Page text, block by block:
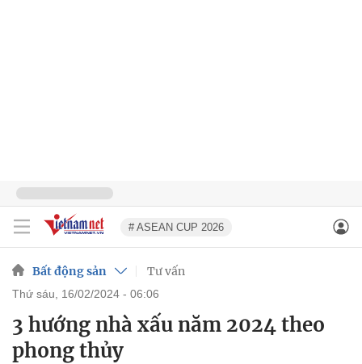
# ASEAN CUP 2026
Bất động sản Tư vấn
thứ sáu, 16/02/2024 - 06:06
3 hướng nhà xấu năm 2024 theo
phong thủy